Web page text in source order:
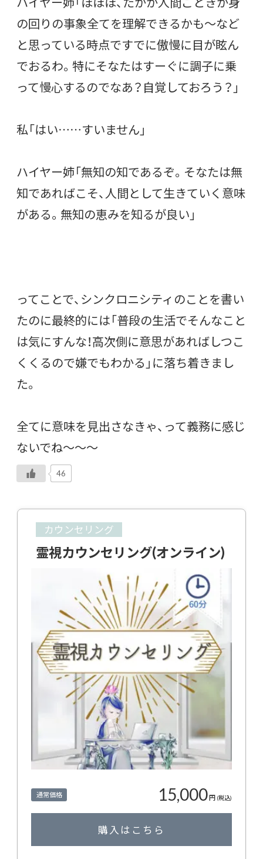
の回りの事象全てを理解できるかも〜など
と思っている時点ですでに傲慢に目が眩ん
でおるわ。特にそなたはすーぐに調子に乗
って慢心するのでなあ？自覚しておろう？」
私「はい……すいません」
ハイヤー姉「無知の知であるぞ。そなたは無
知であればこそ、人間として生きていく意味
がある。無知の恵みを知るが良い」
ってことで、シンクロニシティのことを書い
たのに最終的には「普段の生活でそんなこと
は気にすんな！高次側に意思があればしつこ
くくるので嫌でもわかる」に落ち着きまし
た。
全てに意味を見出さなきゃ、って義務に感じ
ないでね〜〜〜
46
カウンセリング
霊視カウンセリング(オンライン)
通常価格 15,000円 (税込)
購入はこちら